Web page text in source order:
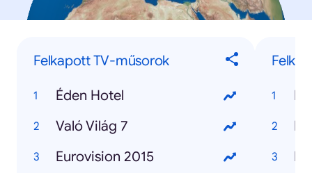
Felkapott TV-műsorok
Éden Hotel
Való Világ 7
Eurovision 2015